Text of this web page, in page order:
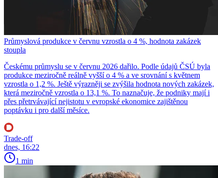
Průmyslová produkce v červnu vzrostla o 4 %, hodnota zakázek
stoupla
Českému průmyslu se v červnu 2026 dařilo. Podle údajů ČSÚ byla
produkce meziročně reálně vyšší o 4 % a ve srovnání s květnem
vzrostla o 1,2 %. Ještě výrazněji se zvýšila hodnota nových zakázek,
která meziročně vzrostla o 13,1 %. To naznačuje, že podniky mají i
přes přetrvávající nejistotu v evropské ekonomice zajištěnou
poptávku i pro další měsíce.
Trade-off
dnes, 16:22
1 min